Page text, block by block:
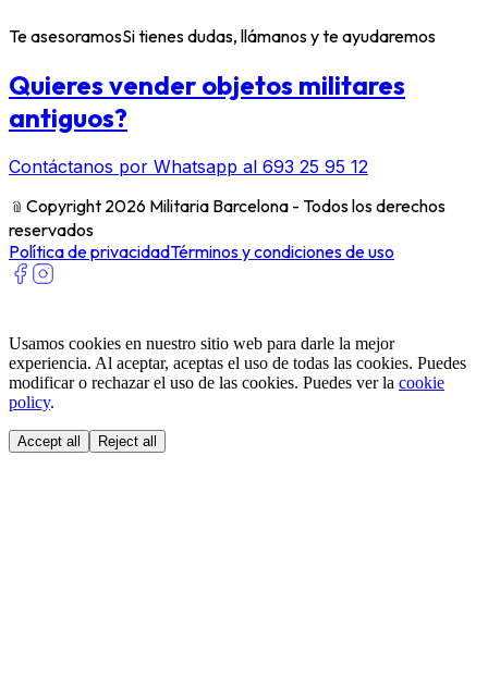
Te asesoramosSi tienes dudas, llámanos y te ayudaremos
Quieres vender objetos militares
antiguos?
Contáctanos por Whatsapp al 693 25 95 12
﹫ Copyright 2026 Militaria Barcelona - Todos los derechos
reservados
Política de privacidadTérminos y condiciones de uso
Usamos cookies en nuestro sitio web para darle la mejor
experiencia. Al aceptar, aceptas el uso de todas las cookies. Puedes
modificar o rechazar el uso de las cookies. Puedes ver la cookie
policy.
Accept all Reject all